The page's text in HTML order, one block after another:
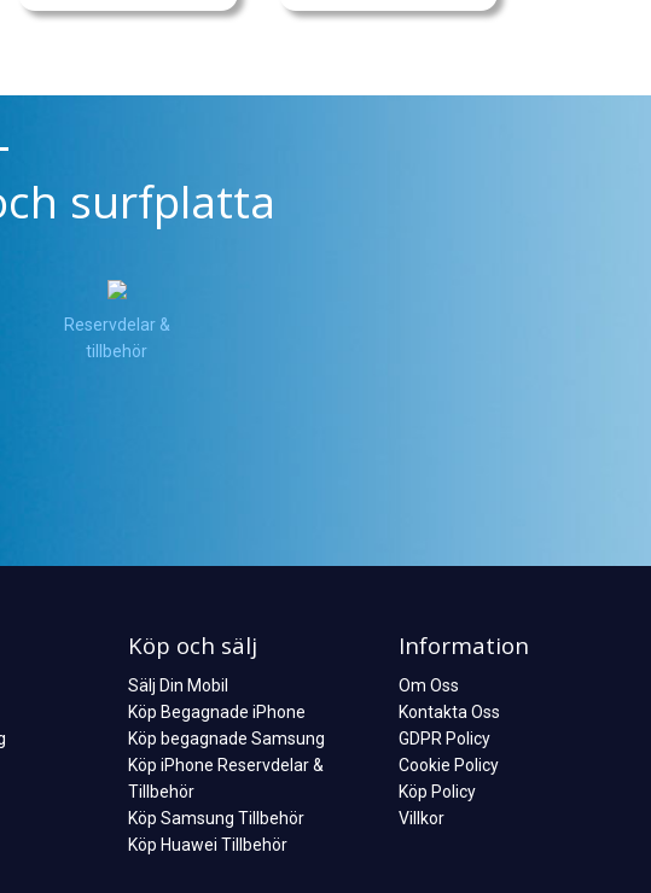
surfplatta
Reservdelar &
tillbehör
Köp och sälj
Sälj Din Mobil
Köp Begagnade iPhone
Köp begagnade Samsung
Köp iPhone Reservdelar &
Tillbehör
Köp Samsung Tillbehör
Köp Huawei Tillbehör
Information
Om Oss
Kontakta Oss
GDPR Policy
Cookie Policy
Köp Policy
Villkor